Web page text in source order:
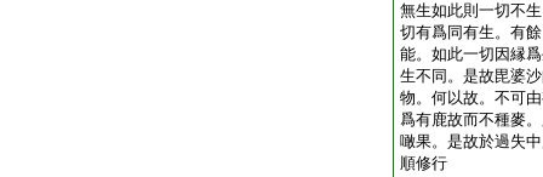
無生如此則一切不
切有爲同有生。有
能。如此一切因縁
生不同。是故毘婆
物。何以故。不可
爲有鹿故而不種麥
噉果。是故於過失
順修行